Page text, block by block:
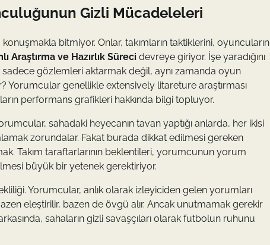
Gizli Mücadeleleri
bitmiyor. Onlar, takımların taktiklerini, oyuncuların
Araştırma ve Hazırlık Süreci devreye giriyor. İşe yaradığını
gözlemleri aktarmak değil, aynı zamanda oyun
Yorumcular genellikle extensively litareture araştırması
performans grafikleri hakkında bilgi topluyor.
sahadaki heyecanın tavan yaptığı anlarda, her ikisi
zorundalar. Fakat burada dikkat edilmesi gereken
Takım taraftarlarının beklentileri, yorumcunun yorum
büyük bir yetenek gerektiriyor.
Yorumcular, anlık olarak izleyiciden gelen yorumları
eleştirilir, bazen de övgü alır. Ancak unutmamak gerekir
sahaların gizli savaşçıları olarak futbolun ruhunu